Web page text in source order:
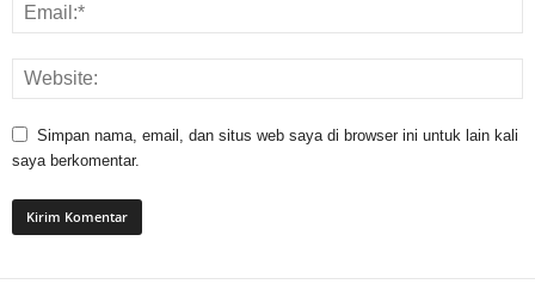
Simpan nama, email, dan situs web saya di browser ini untuk lain kali
saya berkomentar.